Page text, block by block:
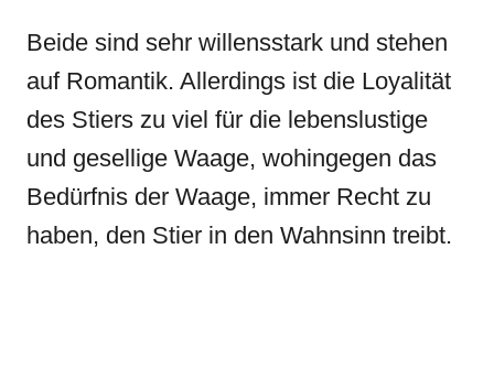
Beide sind sehr willensstark und stehen
auf Romantik. Allerdings ist die Loyalität
des Stiers zu viel für die lebenslustige
und gesellige Waage, wohingegen das
Bedürfnis der Waage, immer Recht zu
haben, den Stier in den Wahnsinn treibt.